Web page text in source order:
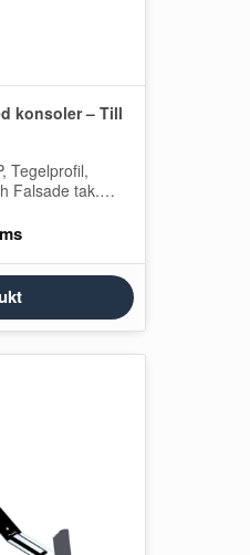
konsoler – Till
Tegelprofil,
Falsade tak.